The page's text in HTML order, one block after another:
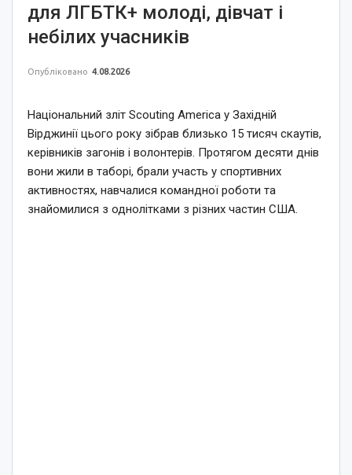
для ЛГБТК+ молоді, дівчат і
небілих учасників
Опубліковано 4.08.2026
Національний зліт Scouting America у Західній
Вірджинії цього року зібрав близько 15 тисяч скаутів,
керівників загонів і волонтерів. Протягом десяти днів
вони жили в таборі, брали участь у спортивних
активностях, навчалися командної роботи та
знайомилися з однолітками з різних частин США.